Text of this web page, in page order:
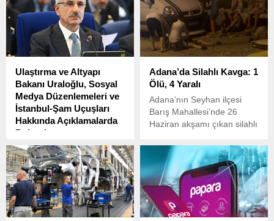
Ulaştırma ve Altyapı
Bakanı Uraloğlu, Sosyal
Medya Düzenlemeleri ve
İstanbul-Şam Uçuşları
Hakkında Açıklamalarda
Bulundu
Ulaştırma ve Altyapı Bakanı
Abdulkadir Uraloğlu, sosyal
medya platformlarına
yönelik yeni düzenlemeler
üzerinde çalıştıklarını
açıkladı.
Adana’da Silahlı Kavga: 1
Ölü, 4 Yaralı
Adana’nın Seyhan ilçesi
Barış Mahallesi’nde 26
Haziran akşamı çıkan silahlı
kaybederken, 4 kişi
yaralandı.